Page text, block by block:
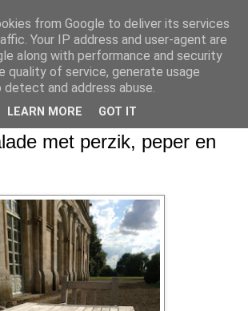
zo lekker als thuis
met perzik, peper en
from Google to deliver its services
Your IP address and user-agent are
along with performance and security
quality of service, generate usage
and address abuse.
LEARN MORE GOT IT